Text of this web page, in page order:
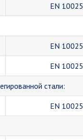
EN 10025
EN 10025
EN 10025
стали:
EN 10025